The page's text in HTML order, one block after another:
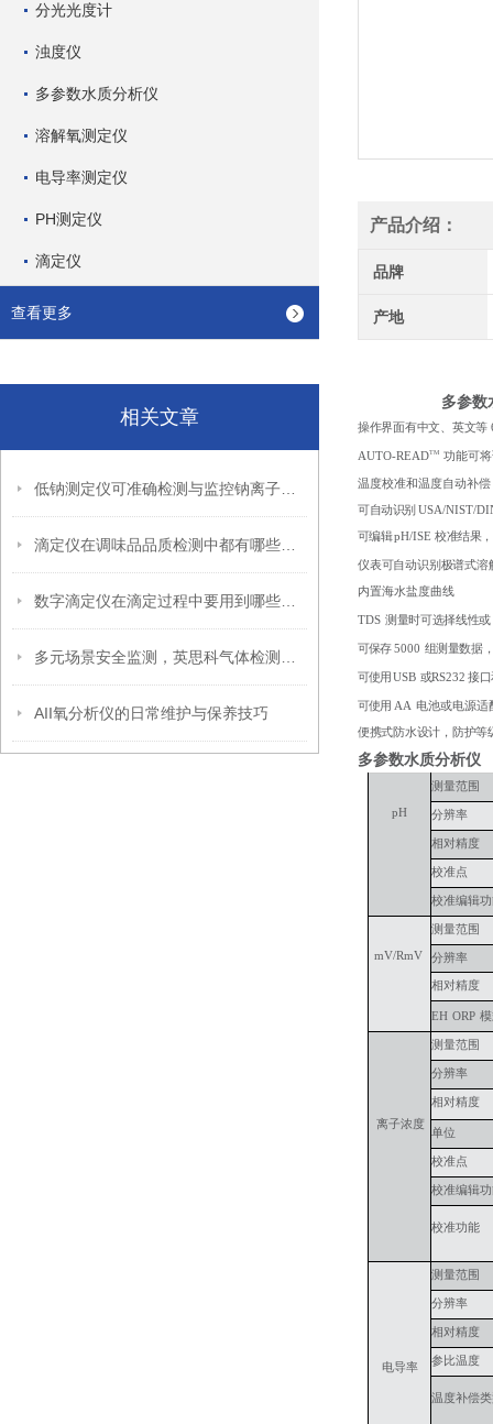
分光光度计
浊度仪
多参数水质分析仪
溶解氧测定仪
电导率测定仪
PH测定仪
滴定仪
查看更多
相关文章
AII氧分析仪的日常维护与保养技巧
产品介绍：
品牌
产地
多参数
操作界面有中文、英文等
AUTO-READTM 功能可
温度校准和温度自动补
可自动识别 USA/NIST/
可编辑 pH/ISE 校准结果
仪表可自动识别极谱式溶
内置海水盐度曲线
TDS 测量时可选择线性或
可保存 5000 组测量数据
可使用 USB 或RS232 接口
可使用 AA 电池或电源适
便携式防水设计，防护等
多参数水质分析仪
pH
测量范围
分辨率
相对精度
校准点
校准编辑
mV/RmV
测量范围
分辨率
相对精度
EH ORP
离子浓度
测量范围
分辨率
相对精度
单位
校准点
校准编辑
校准功能
电导率
测量范围
分辨率
相对精度
参比温度
温度补偿